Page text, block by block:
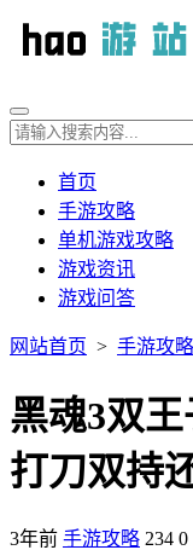
首页
手游攻略
单机游戏攻略
游戏资讯
游戏问答
网站首页 > 手游攻略
黑魂3双
打刀双持
3年前 手游攻略 234 0